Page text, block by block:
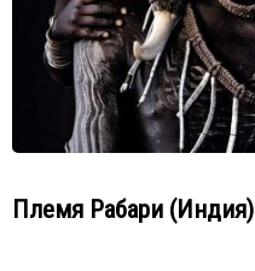
Племя Рабари (Индия)